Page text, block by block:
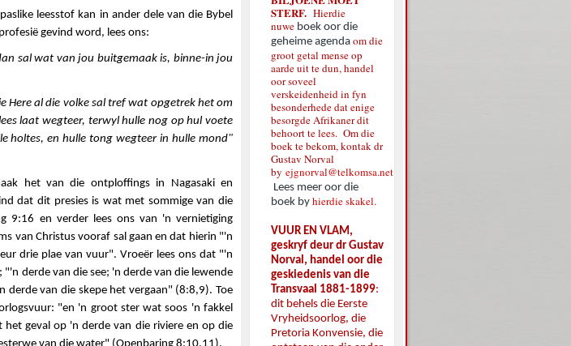
leesstof kan in ander dele van die Bybel
gevind word, lees ons:
sal wat van jou buitgemaak is, binne-in jou
Here al die volke sal tref wat opgetrek het om
laat wegteer, terwyl hulle nog op hul voete
holtes, en hulle tong wegteer in hulle mond"
het van die ontploffings in Nagasaki en
dat dit presies is wat met sommige van die
9:16 en verder lees ons van 'n vernietiging
van Christus vooraf sal gaan en dat hierin "'n
drie plae van vuur". Vroeër lees ons dat "'n
derde van die see; 'n derde van die lewende
derde van die skepe het vergaan" (8:8,9). Toe
"en 'n groot ster wat soos 'n fakkel
geval op 'n derde van die riviere en op die
STERF. Hierdie
nuwe boek oor die
geheime agenda om die
groot getal mense op
aarde uit te dun, handel
oor soveel
verskeidenheid in fyn
besonderhede dat enige
besorgde Afrikaner dit
behoort te lees. Om die
boek te bekom, kontak dr
Gustav Norval
by ejgnorval@telkomsa.net
Lees meer oor die
boek by hierdie skakel.
VUUR EN VLAM,
geskryf deur dr Gustav
Norval, handel oor die
geskiedenis van die
Transvaal 1881-1899:
dit behels die Eerste
Vryheidsoorlog, die
Pretoria Konvensie, die